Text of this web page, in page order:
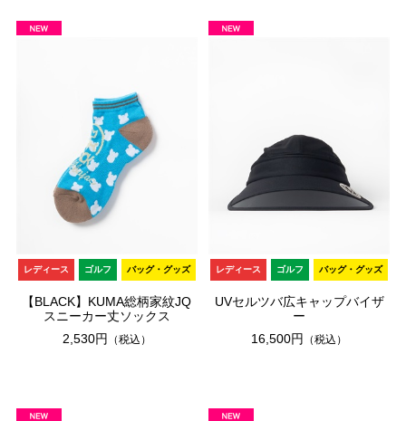
レディース ゴルフ バッグ・グッズ
【BLACK】KUMA総柄家紋JQ
スニーカー丈ソックス
2,530円
（税込）
レディース ゴルフ バッグ・グッズ
UVセルツバ広キャップバイザ
ー
16,500円
（税込）